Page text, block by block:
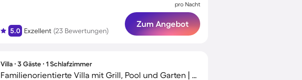
5.0 Exzellent (23 Bewertungen)
pro Nacht
Zum Angebot
Villa ∙ 3 Gäste ∙ 1 Schlafzimmer
Familienorientierte Villa mit Grill, Pool und Garten | Gartenblick